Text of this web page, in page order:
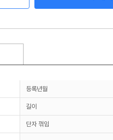
등록년월
길이
단자 꺾임